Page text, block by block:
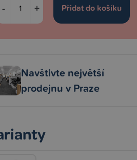
- +
Navštivte největší
prodejnu v Praze